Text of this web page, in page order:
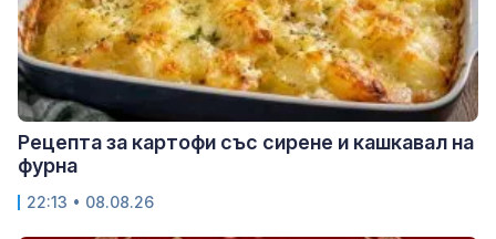
Рецепта за картофи със сирене и кашкавал на
фурна
22:13 • 08.08.26